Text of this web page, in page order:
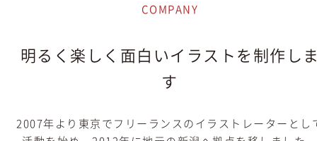
COMPANY
明るく楽しく面白いイラストを制作し
す
2007年より東京でフリーランスのイラストレーターとし